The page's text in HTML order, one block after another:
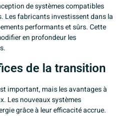
de systèmes compatibles
Les fabricants investissent dans la
performants et sûrs. Cette
en profondeur les
de la transition
important, mais les avantages à
Les nouveaux systèmes
grâce à leur efficacité accrue.